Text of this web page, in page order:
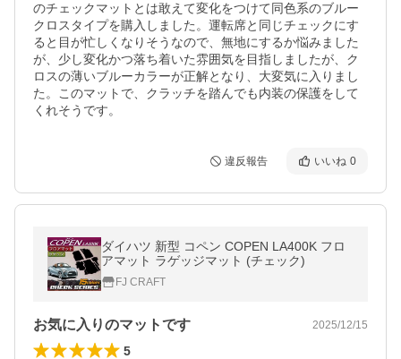
のチェックマットとは敢えて変化をつけて同色系のブルー
クロスタイプを購入しました。運転席と同じチェックにす
ると目が忙しくなりそうなので、無地にするか悩みました
が、少し変化かつ落ち着いた雰囲気を目指しましたが、ク
ロスの薄いブルーカラーが正解となり、大変気に入りまし
た。このマットで、クラッチを踏んでも内装の保護をして
くれそうです。
違反報告 いいね 0
ダイハツ 新型 コペン COPEN LA400K フロ
アマット ラゲッジマット (チェック)
FJ CRAFT
お気に入りのマットです 2025/12/15
5